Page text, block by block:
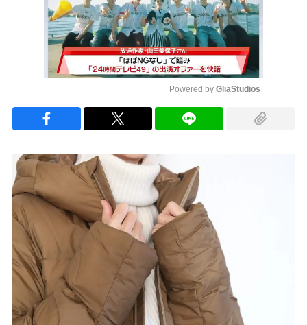
Powered by GliaStudios